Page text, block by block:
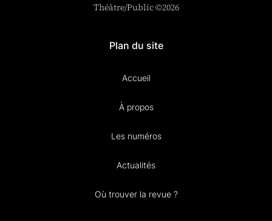
Théâtre/Public ©2026
Plan du site
Accueil
À propos
Les numéros
Actualités
Où trouver la revue ?